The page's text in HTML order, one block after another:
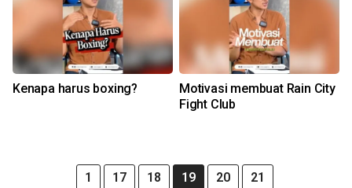
Kenapa harus boxing?
Motivasi membuat Rain City
Fight Club
1 17 18 19 20 21